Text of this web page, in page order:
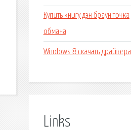
Купить книгу дэн браун точка
обмана
Windows 8 скачать драйвера
Links